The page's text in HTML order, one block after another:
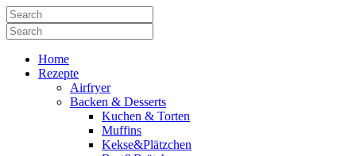
Home
Rezepte
Airfryer
Backen & Desserts
Kuchen & Torten
Muffins
Kekse&Plätzchen